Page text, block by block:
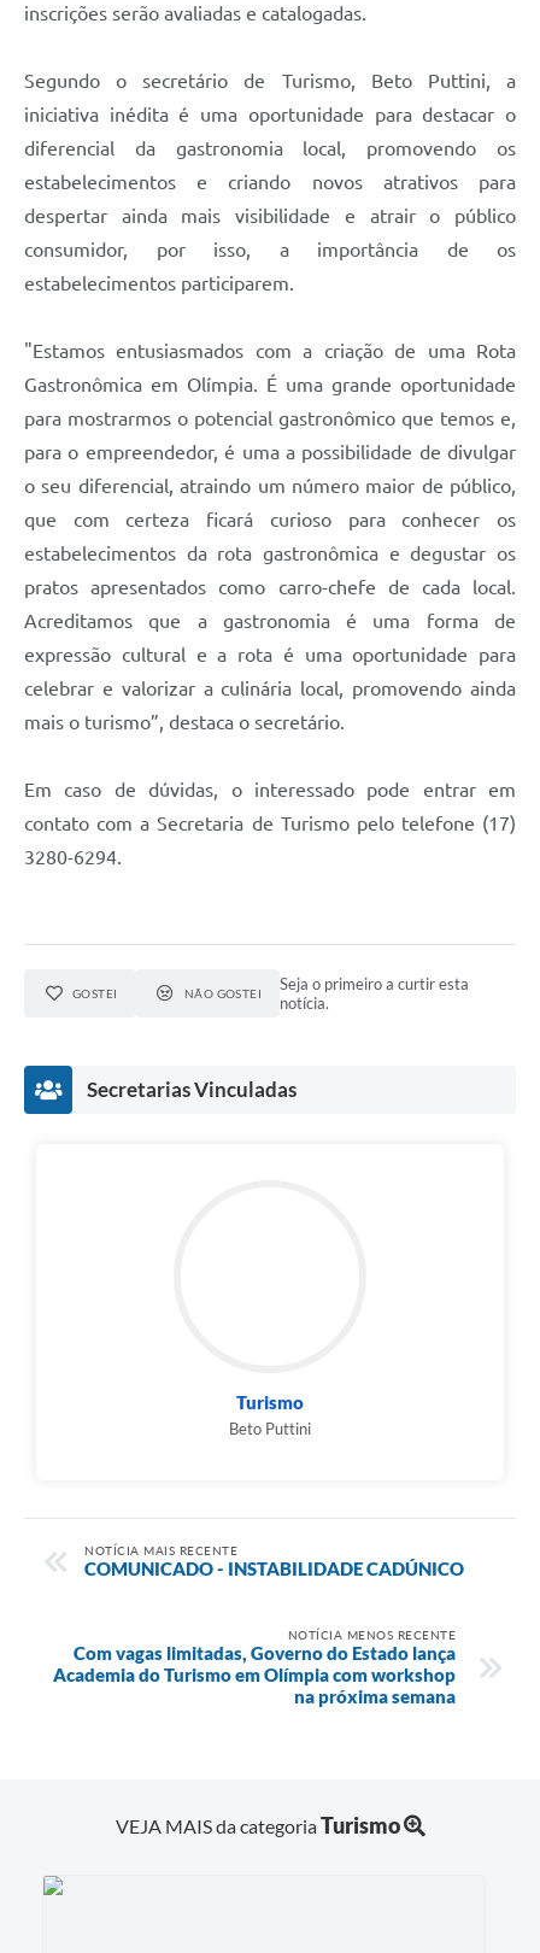
inscrições serão avaliadas e catalogadas.
Segundo o secretário de Turismo, Beto Puttini, a
iniciativa inédita é uma oportunidade para destacar o
diferencial da gastronomia local, promovendo os
estabelecimentos e criando novos atrativos para
despertar ainda mais visibilidade e atrair o público
consumidor, por isso, a importância de os
estabelecimentos participarem.
"Estamos entusiasmados com a criação de uma Rota
Gastronômica em Olímpia. É uma grande oportunidade
para mostrarmos o potencial gastronômico que temos e,
para o empreendedor, é uma a possibilidade de divulgar
o seu diferencial, atraindo um número maior de público,
que com certeza ficará curioso para conhecer os
estabelecimentos da rota gastronômica e degustar os
pratos apresentados como carro-chefe de cada local.
Acreditamos que a gastronomia é uma forma de
expressão cultural e a rota é uma oportunidade para
celebrar e valorizar a culinária local, promovendo ainda
mais o turismo”, destaca o secretário.
Em caso de dúvidas, o interessado pode entrar em
contato com a Secretaria de Turismo pelo telefone (17)
3280-6294.
GOSTEI NÃO GOSTEI
Seja o primeiro a curtir esta
notícia.
Secretarias Vinculadas
Turismo
Beto Puttini
NOTÍCIA MAIS RECENTE
COMUNICADO - INSTABILIDADE CADÚNICO
NOTÍCIA MENOS RECENTE
Com vagas limitadas, Governo do Estado lança
Academia do Turismo em Olímpia com workshop
na próxima semana
VEJA MAIS da categoriaTurismo